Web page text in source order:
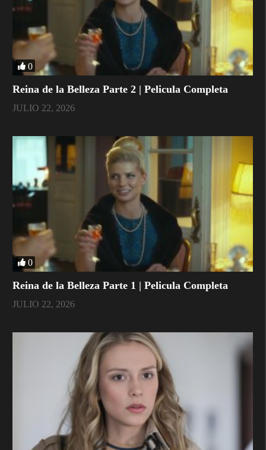
0
Reina de la Belleza Parte 2 | Pelicula Completa
JULIO 22, 2026
0
Reina de la Belleza Parte 1 | Pelicula Completa
JULIO 22, 2026